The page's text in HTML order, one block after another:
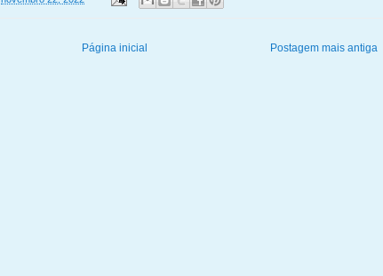
Postagem mais antiga
Página inicial